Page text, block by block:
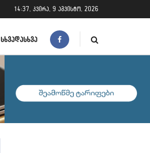
14:37, კვირა, 9 აგვისტო, 2026
ᲡᲮᲕᲐᲓᲐᲡᲮᲕᲐ